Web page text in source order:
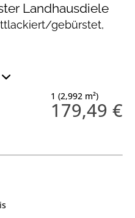
Landhausdiele
gebürstet,
1 (2,992 m²)
179,49 €